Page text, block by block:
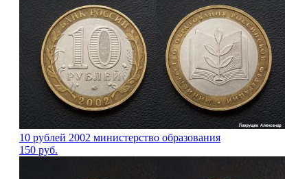
10 рублей 2002 министерство образования
150 руб.